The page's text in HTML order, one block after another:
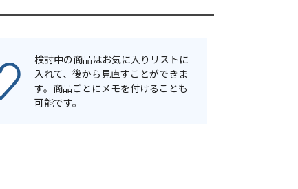
検討中の商品はお気に入りリストに
入れて、後から見直すことができま
す。商品ごとにメモを付けることも
可能です。